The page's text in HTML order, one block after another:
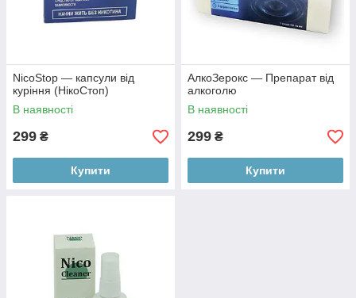
NicoStop — капсули від
куріння (НікоСтоп)
В наявності
299 ₴
Купити
АлкоЗерокс — Препарат від
алкоголю
В наявності
299 ₴
Купити